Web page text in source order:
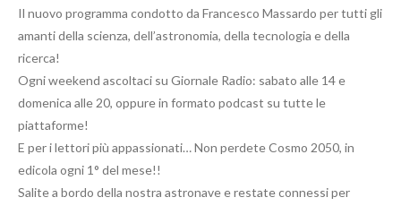
Il nuovo programma condotto da Francesco Massardo per tutti gli
amanti della scienza, dell’astronomia, della tecnologia e della
ricerca!
Ogni weekend ascoltaci su Giornale Radio: sabato alle 14 e
domenica alle 20, oppure in formato podcast su tutte le
piattaforme!
E per i lettori più appassionati… Non perdete Cosmo 2050, in
edicola ogni 1° del mese!!
Salite a bordo della nostra astronave e restate connessi per